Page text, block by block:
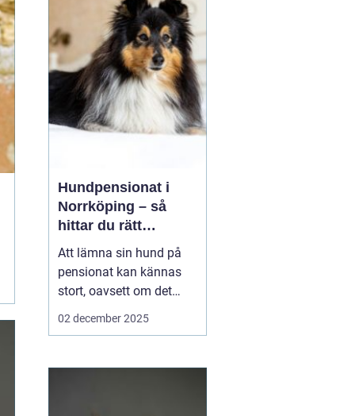
En genomtänktvalpkurs
upsala
ger både valp
och äga...
Hundpensionat i
Norrköping – så
hittar du rätt
omsorg för din hund
Att lämna sin hund på
pensionat kan kännas
stort, oavsett om det
gäller en hel semester
runt Norrköping letar
02 december 2025